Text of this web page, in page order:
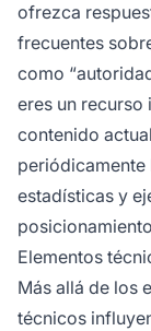
ofrezca
frecuentes
como
eres un recurso
contenido
estadísticas y
Elementos
Más allá de los
técnicos